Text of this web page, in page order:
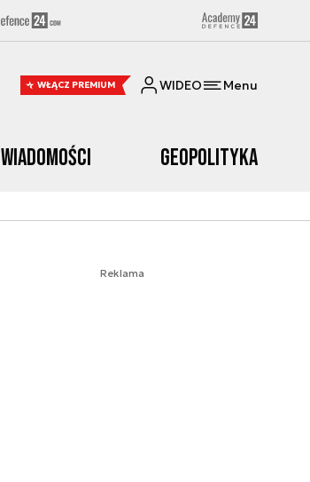
WŁĄCZ PREMIUM WIDEO Menu
Wiadomości Geopolityka
Reklama